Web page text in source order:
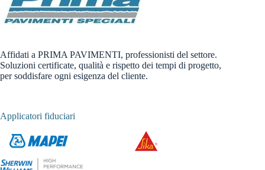
Affidati a PRIMA PAVIMENTI, professionisti del settore.
Soluzioni certificate, qualità e rispetto dei tempi di progetto,
per soddisfare ogni esigenza del cliente.
Applicatori fiduciari